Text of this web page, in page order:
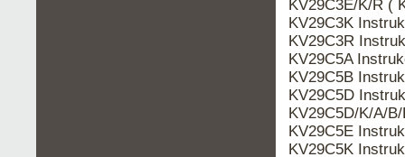
KV29C3E/K/R (
KV29C3K
KV29C3R
KV29C5A
KV29C5B
KV29C5D
KV29C5D/K/A/
KV29C5E
KV29C5K